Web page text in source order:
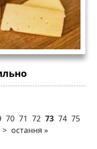
70 71 72 73 74 75
> остання »